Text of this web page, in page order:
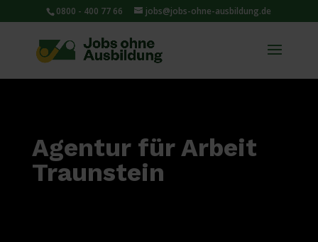
0800 - 400 77 66 jobs@jobs-ohne-ausbildung.de
Agentur für Arbeit
Traunstein